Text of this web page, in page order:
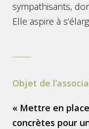
sympathisants,
Elle aspire à
Objet de
« Mettre en
concrètes pour